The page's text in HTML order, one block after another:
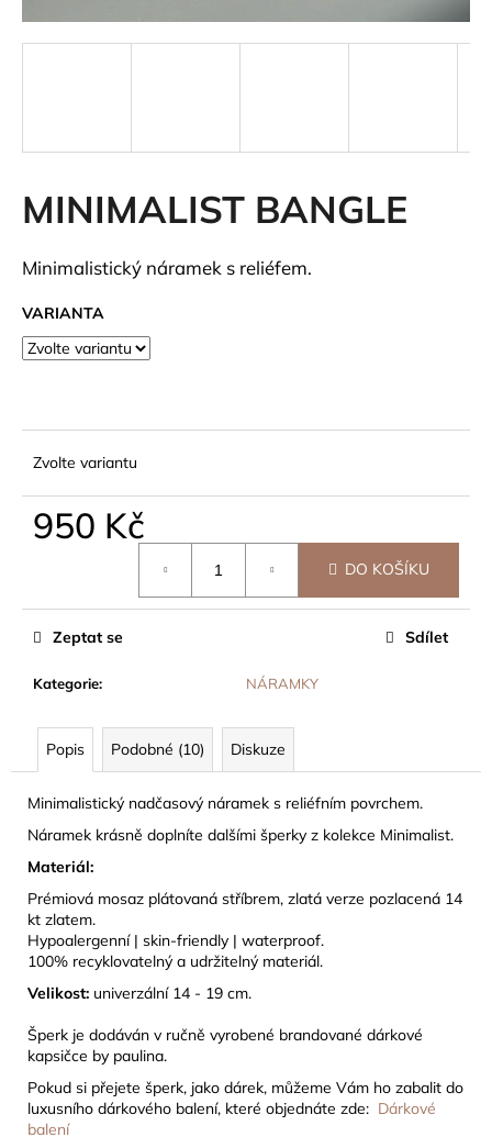
MINIMALIST BANGLE
Minimalistický náramek s reliéfem.
VARIANTA
Zvolte variantu
950 Kč
DO KOŠÍKU
Kategorie: NÁRAMKY
Zeptat se Sdílet
Popis Podobné (10) Diskuze
Minimalistický nadčasový náramek s reliéfním povrchem.
Náramek krásně doplníte dalšími šperky z kolekce Minimalist.
Materiál:
Prémiová mosaz plátovaná stříbrem, zlatá verze pozlacená 14
kt zlatem.
Hypoalergenní | skin-friendly | waterproof.
100% recyklovatelný a udržitelný materiál.
Velikost: univerzální 14 - 19 cm.
Šperk je dodáván v ručně vyrobené brandované dárkové
kapsičce by paulina.
Pokud si přejete šperk, jako dárek, můžeme Vám ho zabalit do
luxusního dárkového balení, které objednáte zde: Dárkové
balení
a
D
o
u
č
u
e